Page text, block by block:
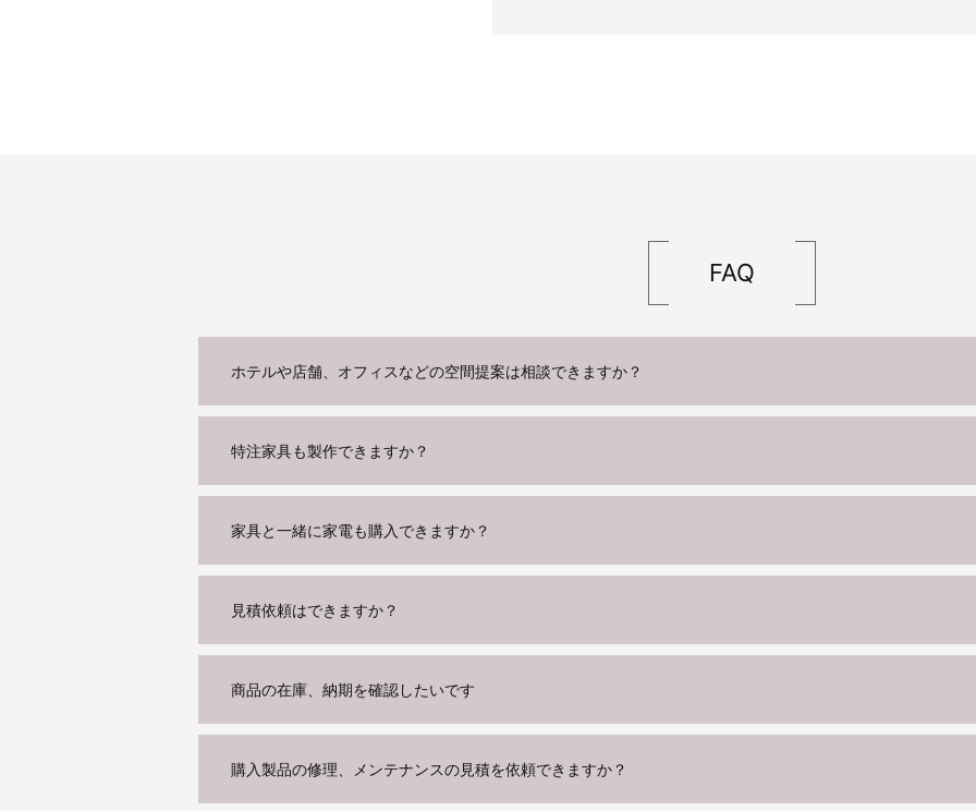
FAQ
ホテルや店舗、オフィスなどの空間提案は相談できますか？
特注家具も製作できますか？
家具と一緒に家電も購入できますか？
見積依頼はできますか？
商品の在庫、納期を確認したいです
購入製品の修理、メンテナンスの見積を依頼できますか？